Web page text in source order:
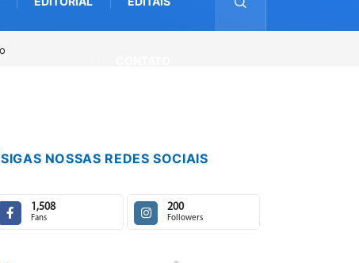
SIGAS NOSSAS REDES SOCIAIS
1,508
Fans
200
Followers